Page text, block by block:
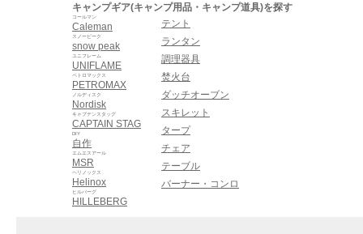
キャンプギア(キャンプ用品・キャンプ道具)を探す
Caleman
コールマン
snow peak
スノーピーク
UNIFLAME
ユニフレーム
PETROMAX
ペトロマックス
Nordisk
ノルディスク
CAPTAIN STAG
キャプテンスタッグ
自作
DIY
MSR
エムエスアール
Helinox
ヘリノックス
HILLEBERG
ヒルバーグ
テント
ランタン
調理器具
焚火台
ダッチオーブン
スキレット
タープ
チェア
テーブル
バーナー・コンロ